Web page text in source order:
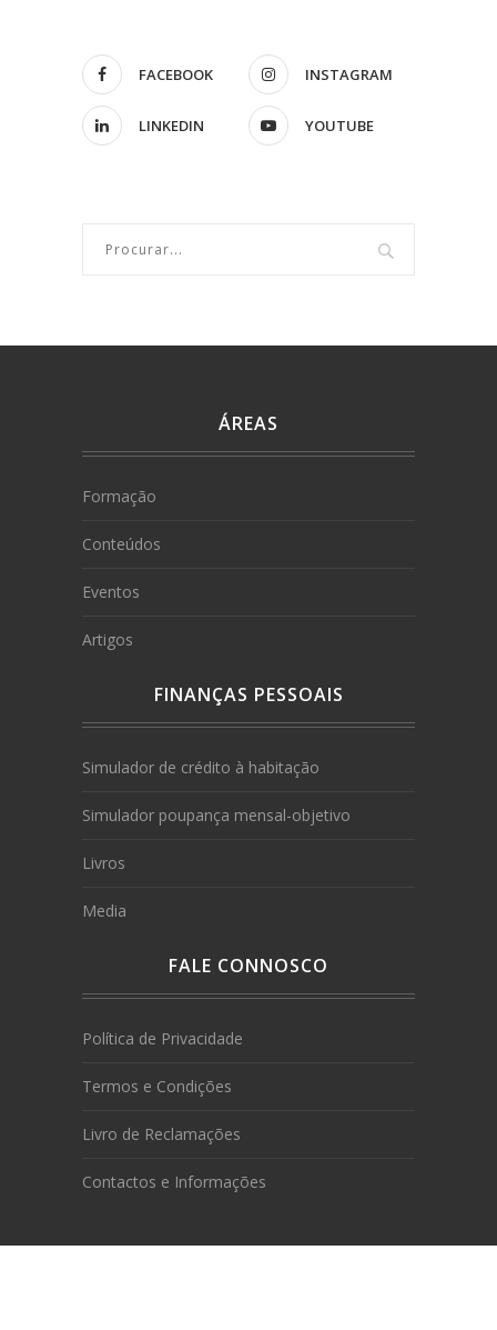
FACEBOOK INSTAGRAM
LINKEDIN YOUTUBE
ÁREAS
Formação
Conteúdos
Eventos
Artigos
FINANÇAS PESSOAIS
Simulador de crédito à habitação
Simulador poupança mensal-objetivo
Livros
Media
FALE CONNOSCO
Política de Privacidade
Termos e Condições
Livro de Reclamações
Contactos e Informações